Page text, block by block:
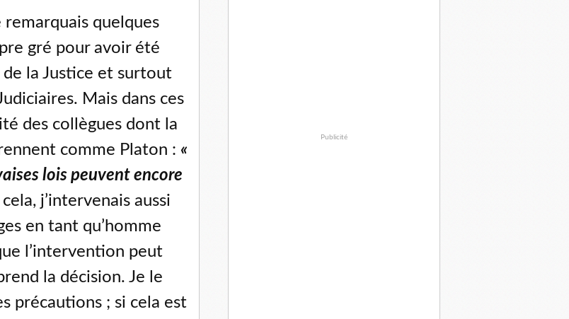
remarquais quelques
gré pour avoir été
la Justice et surtout
Mais dans ces
des collègues dont la
comme Platon : «
lois peuvent encore
j’intervenais aussi
en tant qu’homme
l’intervention peut
la décision. Je le
précautions ; si cela est
Publicité